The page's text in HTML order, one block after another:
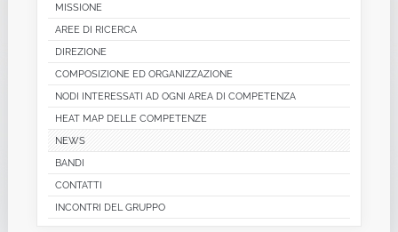
MISSIONE
AREE DI RICERCA
DIREZIONE
COMPOSIZIONE ED ORGANIZZAZIONE
NODI INTERESSATI AD OGNI AREA DI COMPETENZA
HEAT MAP DELLE COMPETENZE
NEWS
BANDI
CONTATTI
INCONTRI DEL GRUPPO